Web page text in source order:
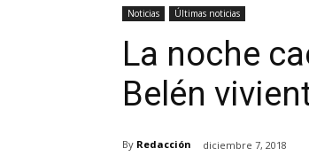
Noticias Últimas noticias
La noche
Belén
By Redacción diciembre 7, 2018